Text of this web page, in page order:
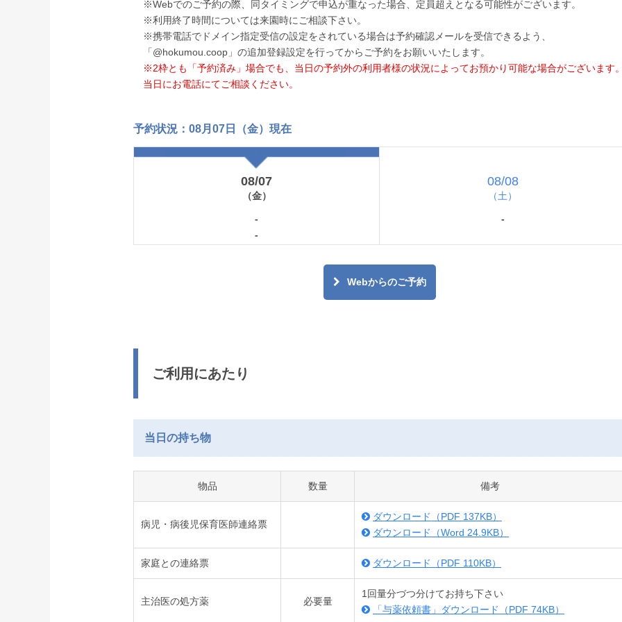
※Webでのご予約の際、同タイミングで申込が重なった場合、定員超えとなる可能性がございます。
※利用終了時間については来園時にご相談下さい。
※携帯電話でドメイン指定受信の設定をされている場合は予約確認メールを受信できるよう、
「@hokumou.coop」の追加登録設定を行ってからご予約をお願いいたします。
※2枠とも「予約済み」場合でも、当日の予約外の利用者様の状況によってお預かり可能な場合がございます
当日にお電話にてご相談ください。
予約状況：08月07日（金）現在
08/07
（金）
08/08
（土）
-
-
-
Webからのご予約
ご利用にあたり
当日の持ち物
物品 数量 備考
病児・病後児保育医師連絡票
ダウンロード（PDF 137KB）
ダウンロード（Word 24.9KB）
家庭との連絡票 ダウンロード（PDF 110KB）
主治医の処方薬 必要量
1回量分づつ分けてお持ち下さい
「与薬依頼書」ダウンロード（PDF 74KB）